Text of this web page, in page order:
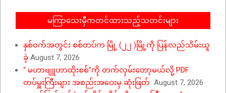
မကြာသေးမှီကတင်ထားသည့်သတင်းများ
နှစ်ဝက်အတွင်း စစ်တပ်က မြို့ (၂၂ )မြို့ကို ပြန်လည်သိမ်းယူ
ခဲ့ August 7, 2026
“ မဟာဗျူဟာထိုးစစ်”ကို တက်လှမ်းတော့မယ်လို့ PDF
တပ်မှူးကြီးများ အစည်းအဝေးမှ ဆုံးဖြတ် August 7, 2026